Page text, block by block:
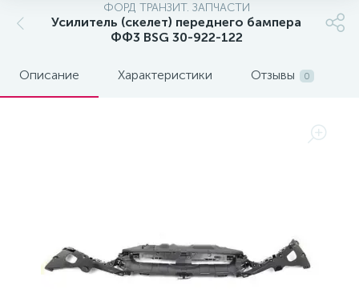
ФОРД ТРАНЗИТ. ЗАПЧАСТИ
Усилитель (скелет) переднего бампера
ФФ3 BSG 30-922-122
Описание Характеристики Отзывы 0